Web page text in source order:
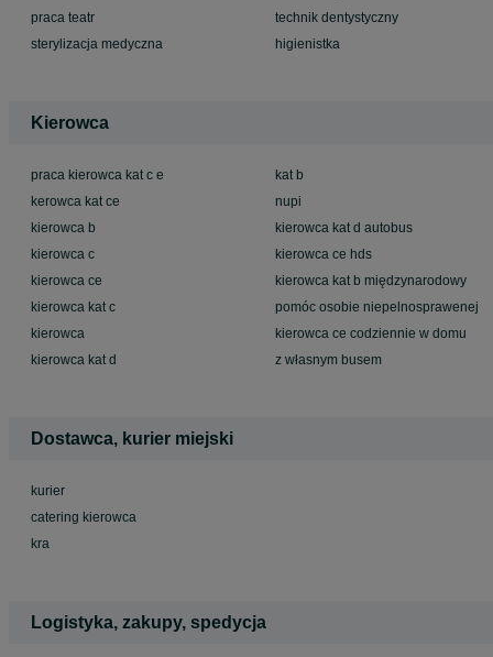
praca teatr
sterylizacja medyczna
technik dentystyczny
higienistka
Kierowca
praca kierowca kat c e
kerowca kat ce
kierowca b
kierowca c
kierowca ce
kierowca kat c
kierowca
kierowca kat d
kat b
nupi
kierowca kat d autobus
kierowca ce hds
kierowca kat b międzynarodowy
pomóc osobie niepelnosprawenej
kierowca ce codziennie w domu
z własnym busem
Dostawca, kurier miejski
kurier
catering kierowca
kra
Logistyka, zakupy, spedycja